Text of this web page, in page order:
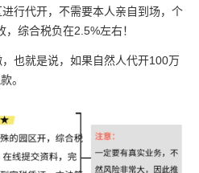
行代开，不需要本人亲自到场，个
综合税负在2.5%左右！
也就是说，如果自然人代开100万
。